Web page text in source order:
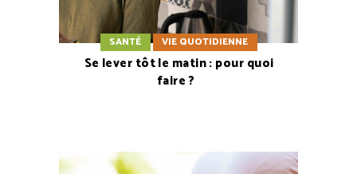
SANTÉ VIE QUOTIDIENNE
Se lever tôt le matin : pour quoi
faire ?